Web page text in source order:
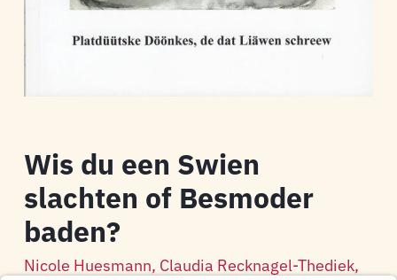
Wis du een Swien
slachten of Besmoder
baden?
Nicole Huesmann, Claudia Recknagel-Thediek,